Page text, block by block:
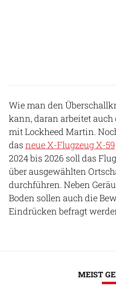
Wie man den
kann, daran arbeitet
mit Lockheed Martin.
das neue X-Flugzeug X-59
2024 bis 2026 soll das
über ausgewählten
durchführen. Neben
Boden sollen auch die
Eindrücken befragt
MEIST